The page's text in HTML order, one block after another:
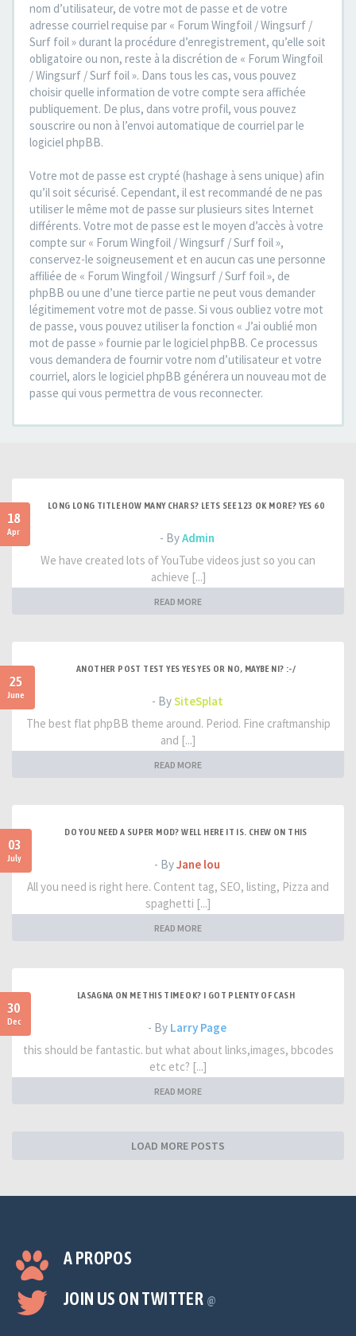
nom d’utilisateur, de votre mot de passe et de votre
adresse courriel requise par « Forum Wingfoil / Wingsurf /
Surf foil » durant la procédure d’enregistrement, qu’elle soit
obligatoire ou non, reste à la discrétion de « Forum Wingfoil
/ Wingsurf / Surf foil ». Dans tous les cas, vous pouvez
choisir quelle information de votre compte sera affichée
publiquement. De plus, dans votre profil, vous pouvez
souscrire ou non à l’envoi automatique de courriel par le
logiciel phpBB.
Votre mot de passe est crypté (hashage à sens unique) afin
qu’il soit sécurisé. Cependant, il est recommandé de ne pas
utiliser le même mot de passe sur plusieurs sites Internet
différents. Votre mot de passe est le moyen d’accès à votre
compte sur « Forum Wingfoil / Wingsurf / Surf foil »,
conservez-le soigneusement et en aucun cas une personne
affiliée de « Forum Wingfoil / Wingsurf / Surf foil », de
phpBB ou une d’une tierce partie ne peut vous demander
légitimement votre mot de passe. Si vous oubliez votre mot
de passe, vous pouvez utiliser la fonction « J’ai oublié mon
mot de passe » fournie par le logiciel phpBB. Ce processus
vous demandera de fournir votre nom d’utilisateur et votre
courriel, alors le logiciel phpBB générera un nouveau mot de
passe qui vous permettra de vous reconnecter.
18
Apr
LONG LONG TITLE HOW MANY CHARS? LETS SEE 123 OK MORE? YES 60
- ByAdmin
We have created lots of YouTube videos just so you can
achieve [...]
READ MORE
25
June
ANOTHER POST TEST YES YES YES OR NO, MAYBE NI? :-/
- BySiteSplat
The best flat phpBB theme around. Period. Fine craftmanship
and [...]
READ MORE
03
July
DO YOU NEED A SUPER MOD? WELL HERE IT IS. CHEW ON THIS
- ByJane lou
All you need is right here. Content tag, SEO, listing, Pizza and
spaghetti [...]
READ MORE
30
Dec
LASAGNA ON ME THIS TIME OK? I GOT PLENTY OF CASH
- By Larry Page
this should be fantastic. but what about links,images, bbcodes
etc etc? [...]
READ MORE
LOAD MORE POSTS
A PROPOS
JOIN US ON TWITTER @